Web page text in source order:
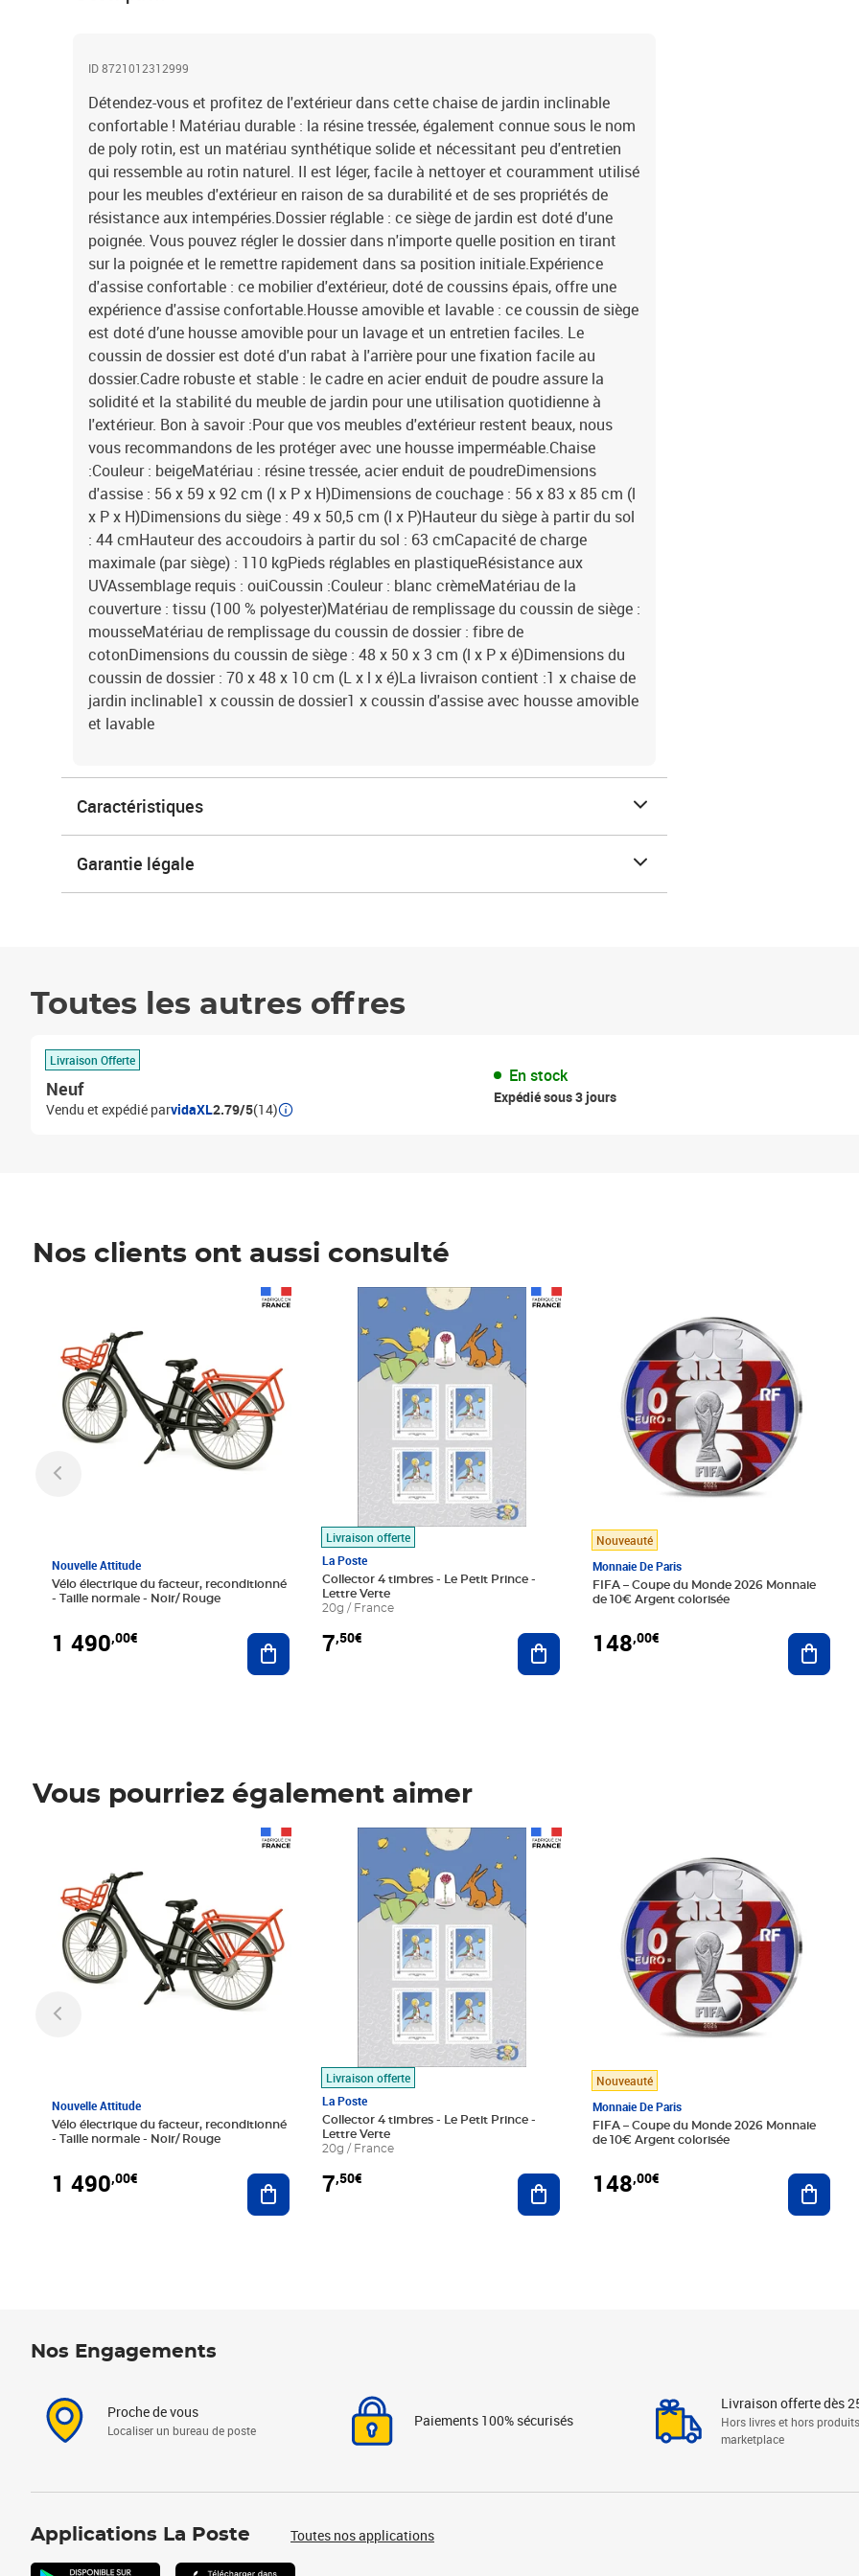
ID 8721012312999
Détendez-vous et profitez de l'extérieur dans cette chaise de jardin inclinable
confortable ! Matériau durable : la résine tressée, également connue sous le nom
de poly rotin, est un matériau synthétique solide et nécessitant peu d'entretien
qui ressemble au rotin naturel. Il est léger, facile à nettoyer et couramment utilisé
pour les meubles d'extérieur en raison de sa durabilité et de ses propriétés de
résistance aux intempéries.Dossier réglable : ce siège de jardin est doté d'une
poignée. Vous pouvez régler le dossier dans n'importe quelle position en tirant
sur la poignée et le remettre rapidement dans sa position initiale.Expérience
d'assise confortable : ce mobilier d'extérieur, doté de coussins épais, offre une
expérience d'assise confortable.Housse amovible et lavable : ce coussin de siège
est doté d’une housse amovible pour un lavage et un entretien faciles. Le
coussin de dossier est doté d'un rabat à l'arrière pour une fixation facile au
dossier.Cadre robuste et stable : le cadre en acier enduit de poudre assure la
solidité et la stabilité du meuble de jardin pour une utilisation quotidienne à
l'extérieur. Bon à savoir :Pour que vos meubles d'extérieur restent beaux, nous
vous recommandons de les protéger avec une housse imperméable.Chaise
:Couleur : beigeMatériau : résine tressée, acier enduit de poudreDimensions
d'assise : 56 x 59 x 92 cm (l x P x H)Dimensions de couchage : 56 x 83 x 85 cm (l
x P x H)Dimensions du siège : 49 x 50,5 cm (l x P)Hauteur du siège à partir du sol
: 44 cmHauteur des accoudoirs à partir du sol : 63 cmCapacité de charge
maximale (par siège) : 110 kgPieds réglables en plastiqueRésistance aux
UVAssemblage requis : ouiCoussin :Couleur : blanc crèmeMatériau de la
couverture : tissu (100 % polyester)Matériau de remplissage du coussin de siège :
mousseMatériau de remplissage du coussin de dossier : fibre de
cotonDimensions du coussin de siège : 48 x 50 x 3 cm (l x P x é)Dimensions du
coussin de dossier : 70 x 48 x 10 cm (L x l x é)La livraison contient :1 x chaise de
jardin inclinable1 x coussin de dossier1 x coussin d'assise avec housse amovible
et lavable
Caractéristiques
Garantie légale
Toutes les autres offres
Livraison Offerte
Neuf
Vendu et expédié parvidaXL2.79/5(14)
En stock
Expédié sous 3 jours
Nos clients ont aussi consulté
Nouvelle Attitude
Vélo électrique du facteur, reconditionné
- Taille normale - Noir/ Rouge
1 490,00€ Ajouter au panier
Livraison offerte
La Poste
Collector 4 timbres - Le Petit Prince -
Lettre Verte
20g / France
7,50€
Prix 7,50€
Ajouter au panier
Nouveauté
Monnaie De Paris
FIFA – Coupe du Monde 2026 Monnaie
de 10€ Argent colorisée
148,00€
Vous pourriez également aimer
Nouvelle Attitude
Vélo électrique du facteur, reconditionné
- Taille normale - Noir/ Rouge
1 490,00€ Ajouter au panier
Livraison offerte
La Poste
Collector 4 timbres - Le Petit Prince -
Lettre Verte
20g / France
7,50€
Prix 7,50€
Ajouter au panier
Nouveauté
Monnaie De Paris
FIFA – Coupe du Monde 2026 Monnaie
de 10€ Argent colorisée
148,00€
Nos Engagements
Proche de vous
Localiser un bureau de poste
Paiements 100% sécurisés
Livraison offerte dès
Hors livres et hors produits
marketplace
Applications La Poste Toutes nos applications